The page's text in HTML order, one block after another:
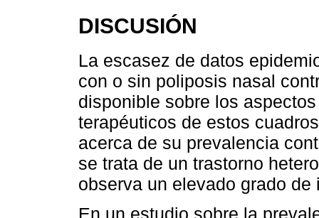
DISCUSIÓN
La escasez de datos
con o sin poliposis nasal
disponible sobre los
terapéuticos de estos
acerca de su prevalencia
se trata de un trastorno
observa un elevado grado
En un estudio sobre la